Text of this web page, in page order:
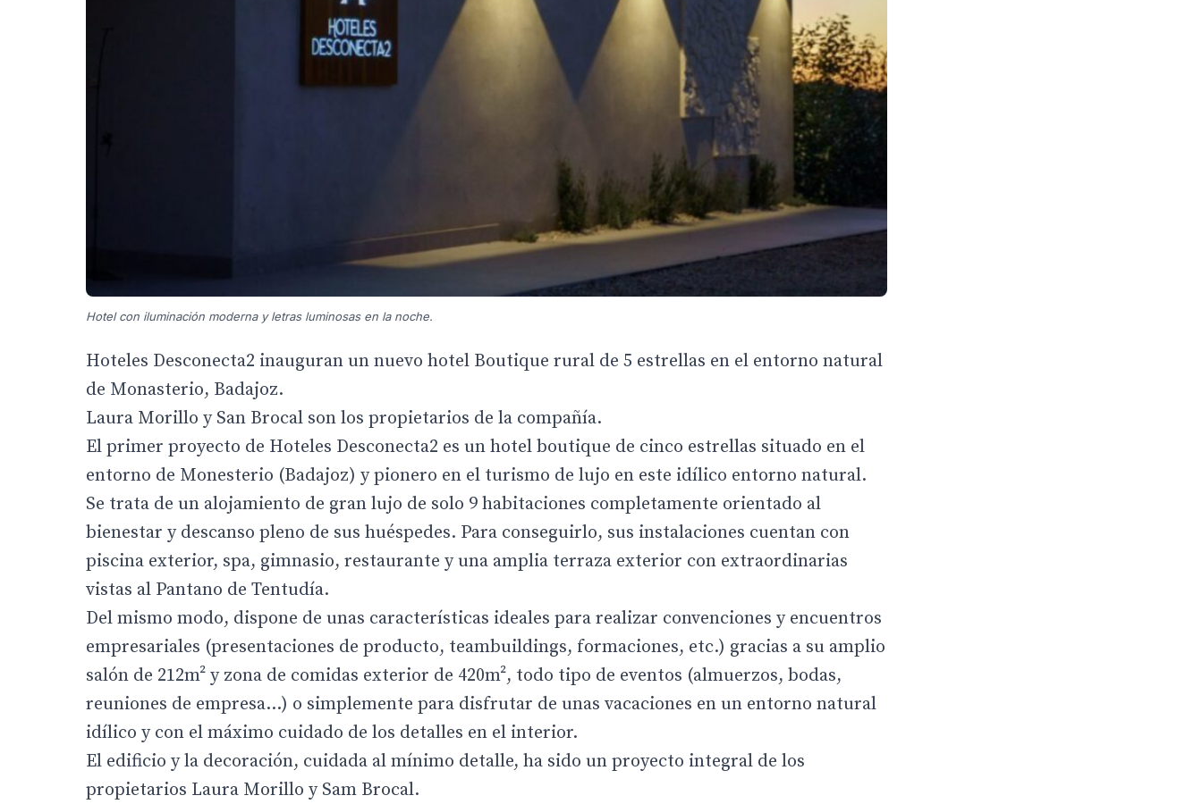
Hotel con iluminación moderna y letras luminosas en la noche.
Hoteles Desconecta2 inauguran un nuevo hotel Boutique rural de 5 estrellas en el entorno natural
de Monasterio, Badajoz.
Laura Morillo y San Brocal son los propietarios de la compañía.
El primer proyecto de Hoteles Desconecta2 es un hotel boutique de cinco estrellas situado en el
entorno de Monesterio (Badajoz) y pionero en el turismo de lujo en este idílico entorno natural.
Se trata de un alojamiento de gran lujo de solo 9 habitaciones completamente orientado al
bienestar y descanso pleno de sus huéspedes. Para conseguirlo, sus instalaciones cuentan con
piscina exterior, spa, gimnasio, restaurante y una amplia terraza exterior con extraordinarias
vistas al Pantano de Tentudía.
Del mismo modo, dispone de unas características ideales para realizar convenciones y encuentros
empresariales (presentaciones de producto, teambuildings, formaciones, etc.) gracias a su amplio
salón de 212m² y zona de comidas exterior de 420m², todo tipo de eventos (almuerzos, bodas,
reuniones de empresa…) o simplemente para disfrutar de unas vacaciones en un entorno natural
idílico y con el máximo cuidado de los detalles en el interior.
El edificio y la decoración, cuidada al mínimo detalle, ha sido un proyecto integral de los
propietarios Laura Morillo y Sam Brocal.